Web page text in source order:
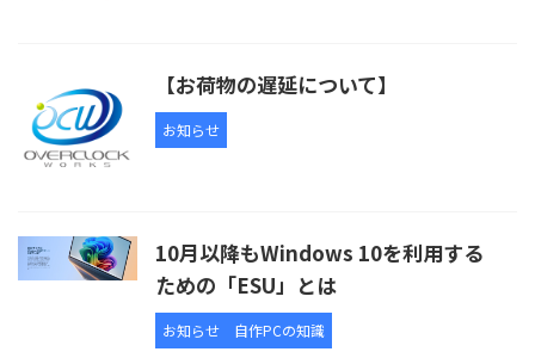
【お荷物の遅延について】
お知らせ
10月以降もWindows 10を利用する
ための「ESU」とは
お知らせ 自作PCの知識